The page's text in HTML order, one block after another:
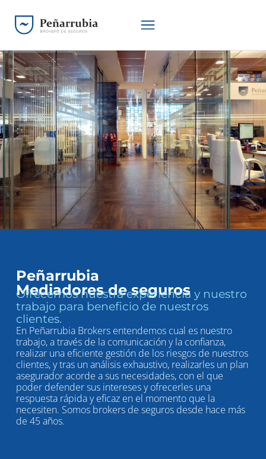
Peñarrubia
Mediadores de seguros
Ofrecemos nuestra experiencia y nuestro
trabajo para beneficio de nuestros
clientes.
En Peñarrubia Brokers entendemos cual es nuestro
trabajo, a través de la comunicación y la confianza,
realizar una eficiente gestión de los riesgos de nuestros
clientes, y tras un análisis exhaustivo, realizarles un plan
asegurador acorde a sus necesidades, con el que
poder defender sus intereses y ofrecerles una
respuesta rápida y eficaz en el momento que la
necesiten. Somos brokers de seguros desde hace más
de 45 años.